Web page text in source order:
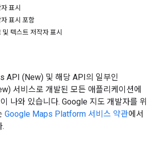
표시
표시 포함
텍스트 저작자 표시
API (New) 및 해당 API의 일부인
서비스로 개발된 모든 애플리케이션에
나와 있습니다. Google 지도 개발자를 위
Google Maps Platform 서비스 약관에서
.